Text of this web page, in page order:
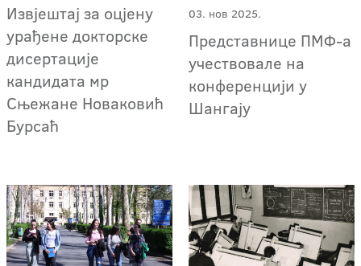
Извјештај за оцјену
урађене докторске
дисертације
кандидата мр
Сњежане Новаковић
Бурсаћ
03. нов 2025.
Представнице ПМФ-а
учествовале на
конференцији у
Шангају